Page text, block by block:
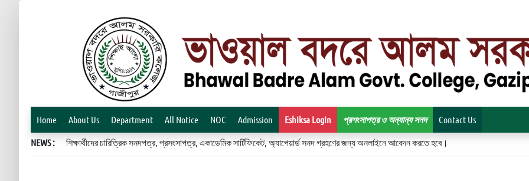
Home About Us Department All Notice NOC Admission Eshiksa Login প্রশংসাপত্র ও অন্যান্য সনদ Contact Us
NEWS : শিক্ষার্থীদের চারিত্রিক সনদপত্র, প্রসংসাপত্র, একাডেমিক সার্টিফিকেট, অ্যাপেয়ার্ড সনদ গ্রহণের জন্য অনলাইনে আবেদন করতে হবে।